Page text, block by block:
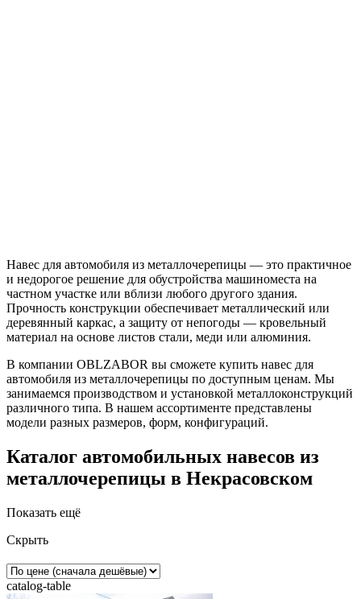
Навес для автомобиля из металлочерепицы — это практичное
и недорогое решение для обустройства машиноместа на
частном участке или вблизи любого другого здания.
Прочность конструкции обеспечивает металлический или
деревянный каркас, а защиту от непогоды — кровельный
материал на основе листов стали, меди или алюминия.
В компании OBLZABOR вы сможете купить навес для
автомобиля из металлочерепицы по доступным ценам. Мы
занимаемся производством и установкой металлоконструкций
различного типа. В нашем ассортименте представлены
модели разных размеров, форм, конфигураций.
Каталог автомобильных навесов из
металлочерепицы в Некрасовском
Показать ещё
Скрыть
catalog-table